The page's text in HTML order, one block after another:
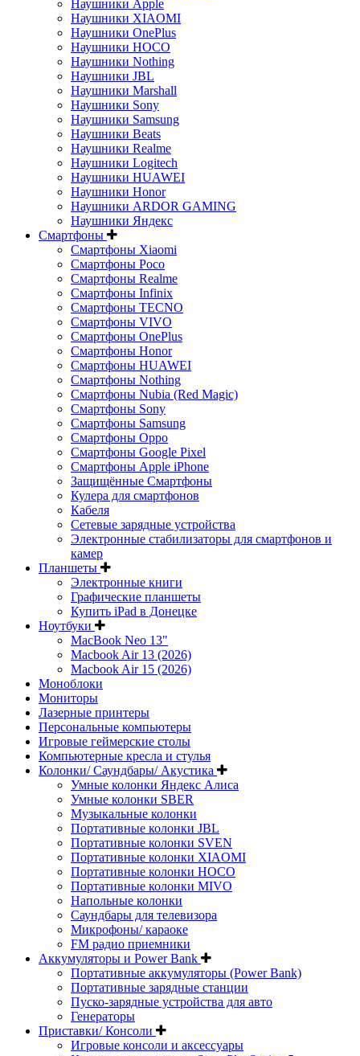
Наушники Apple
Наушники XIAOMI
Наушники OnePlus
Наушники HOCO
Наушники Nothing
Наушники JBL
Наушники Marshall
Наушники Sony
Наушники Samsung
Наушники Beats
Наушники Realme
Наушники Logitech
Наушники HUAWEI
Наушники Honor
Наушники ARDOR GAMING
Наушники Яндекс
Смартфоны
Смартфоны Xiaomi
Смартфоны Poco
Смартфоны Realme
Смартфоны Infinix
Смартфоны TECNO
Смартфоны VIVO
Смартфоны OnePlus
Смартфоны Honor
Смартфоны HUAWEI
Смартфоны Nothing
Смартфоны Nubia (Red Magic)
Смартфоны Sony
Смартфоны Samsung
Смартфоны Oppo
Смартфоны Google Pixel
Смартфоны Apple iPhone
Защищённые Смартфоны
Кулера для смартфонов
Кабеля
Сетевые зарядные устройства
Электронные стабилизаторы для смартфонов и
камер
Планшеты
Электронные книги
Графические планшеты
Купить iPad в Донецке
Ноутбуки
MacBook Neo 13"
Macbook Air 13 (2026)
Macbook Air 15 (2026)
Моноблоки
Мониторы
Лазерные принтеры
Персональные компьютеры
Игровые геймерские столы
Компьютерные кресла и стулья
Колонки/ Саундбары/ Акустика
Умные колонки Яндекс Алиса
Умные колонки SBER
Музыкальные колонки
Портативные колонки JBL
Портативные колонки SVEN
Портативные колонки XIAOMI
Портативные колонки HOCO
Портативные колонки MIVO
Напольные колонки
Саундбары для телевизора
Микрофоны/ караоке
FM радио приемники
Аккумуляторы и Power Bank
Портативные аккумуляторы (Power Bank)
Портативные зарядные станции
Пуско-зарядные устройства для авто
Генераторы
Приставки/ Консоли
Игровые консоли и аксессуары